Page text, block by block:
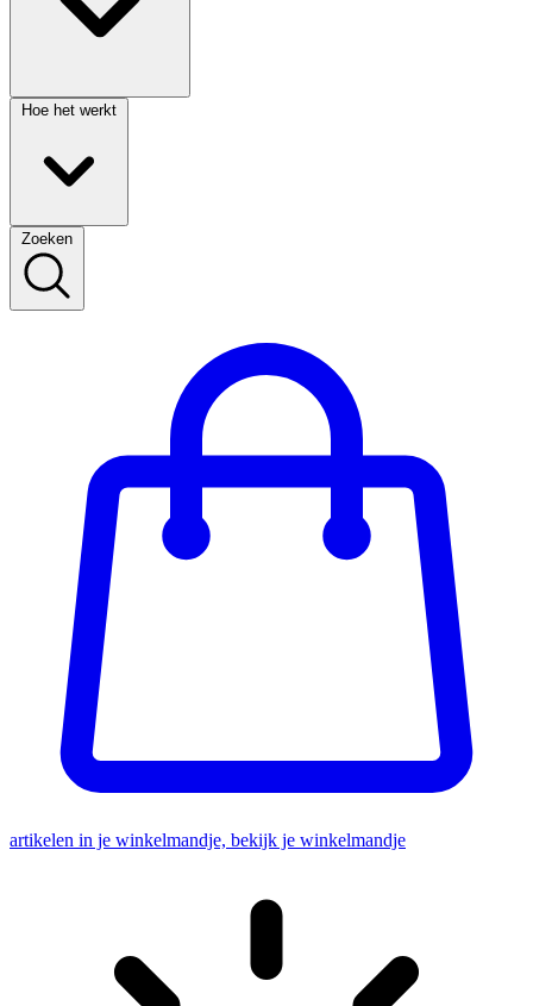
Hoe het werkt
Zoeken
artikelen in je winkelmandje, bekijk je winkelmandje